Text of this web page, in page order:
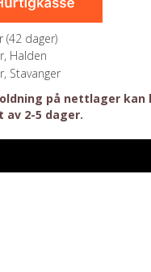
(42 dager)
Halden
Stavanger
på nettlager
2-5 dager.